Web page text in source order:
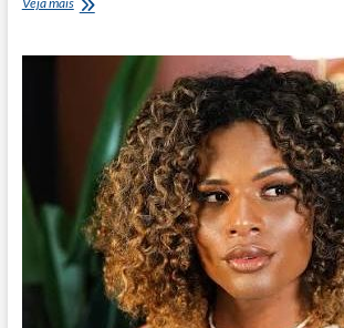
o
Encontro
Lideranças
Negras
Vale
neste
sábado
(8)